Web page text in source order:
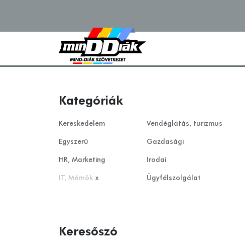
Kategóriák
Kereskedelem Vendéglátás, turizmus
Egyszerű Gazdasági
HR, Marketing Irodai
IT, Mérnök x Ügyfélszolgálat
Keresőszó